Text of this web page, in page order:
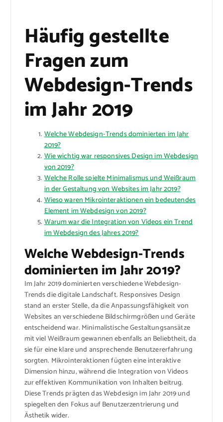
Häufig gestellte
Fragen zum
Webdesign-Trends
im Jahr 2019
Welche Webdesign-Trends dominierten im Jahr
2019?
Wie wichtig war responsives Design im Webdesign
von 2019?
Welche Rolle spielte Minimalismus und Weißraum
in der Gestaltung von Websites im Jahr 2019?
Wieso waren Mikrointeraktionen ein bedeutendes
Element im Webdesign von 2019?
Warum war die Integration von Videos ein Trend
im Webdesign des Jahres 2019?
Welche Webdesign-Trends
dominierten im Jahr 2019?
Im Jahr 2019 dominierten verschiedene Webdesign-
Trends die digitale Landschaft. Responsives Design
stand an erster Stelle, da die Anpassungsfähigkeit von
Websites an verschiedene Bildschirmgrößen und Geräte
entscheidend war. Minimalistische Gestaltungsansätze
mit viel Weißraum gewannen ebenfalls an Beliebtheit, da
sie für eine klare und ansprechende Benutzererfahrung
sorgten. Mikrointeraktionen fügten eine interaktive
Dimension hinzu, während die Integration von Videos
zur effektiven Kommunikation von Inhalten beitrug.
Diese Trends prägten das Webdesign im Jahr 2019 und
spiegelten den Fokus auf Benutzerzentrierung und
Ästhetik wider.